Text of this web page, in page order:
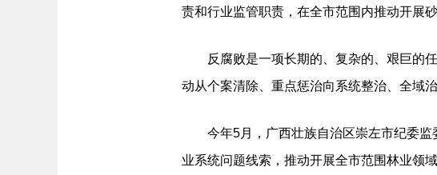
责和行业监管职责，在全市范围内推动开展
反腐败是一项长期的、复杂的、艰巨的任
动从个案清除、重点惩治向系统整治、全域治
今年5月，广西壮族自治区崇左市纪委监
业系统问题线索，推动开展全市范围林业领